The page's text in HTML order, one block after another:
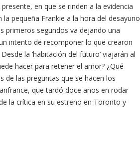
en que se rinden a la evidencia
pequeña Frankie a la hora del desayuno
primeros segundos va dejando una
intento de recomponer lo que crearon
la ‘habitación del futuro’ viajarán al
hacer para retener el amor? ¿Qué
de las preguntas que se hacen los
que tardó doce años en rodar
la crítica en su estreno en Toronto y